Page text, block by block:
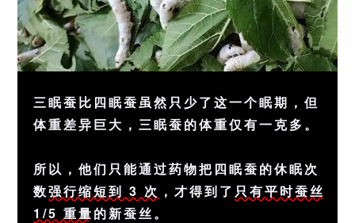
三眠蚕比四眠蚕虽然只少了这一个眠期，但
体重差异巨大，三眠蚕的体重仅有一克多。
所以，他们只能通过药物把四眠蚕的休眠次
数强行缩短到 3 次 ，才得到了 只有平时蚕丝
1/5 重量的新蚕丝。